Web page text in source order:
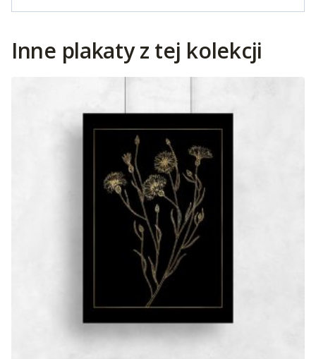
Inne plakaty z tej kolekcji